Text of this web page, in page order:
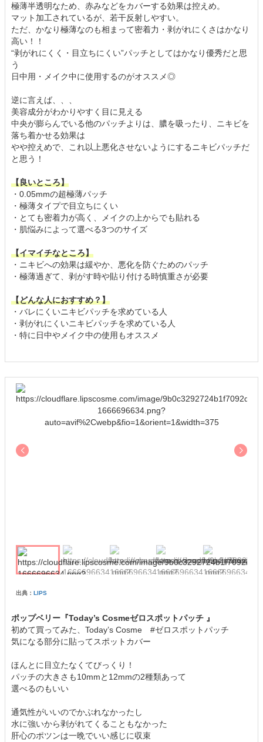
極薄半透明なため、赤みなどをカバーする効果は控えめ。
マット加工されているが、若干反射しやすい。
ただ、かなり極薄なのも相まって密着力・剥がれにくさはかなり
高い！！
“剥がれにくく・目立ちにくい”パッチとしてはかなり優秀だと思
う
日中用・メイク中に使用するのがオススメ◎
逆に言えば、、、
美容成分がわかりやすく目に見える
中央が膨らんでいる他のパッチよりは、膿を吸ったり、ニキビを
落ち着かせる効果は
やや控えめで、これ以上悪化させないようにするニキビパッチだ
と思う！
【良いところ】
・0.05mmの超極薄パッチ
・極薄タイプで目立ちにくい
・とても密着力が高く、メイクの上からでも貼れる
・肌悩みによって選べる3つのサイズ
【イマイチなところ】
・ニキビへの効果は緩やか、悪化を防ぐためのパッチ
・極薄過ぎて、剥がす時や貼り付ける時慎重さが必要
【どんな人におすすめ？】
・バレにくいニキビパッチを求めている人
・剥がれにくいニキビパッチを求めている人
・特に日中やメイク中の使用もオススメ
出典： LIPS
ポップベリー『Today’s Cosmeゼロスポットパッチ 』
初めて買ってみた、Today’s Cosme #ゼロスポットパッチ
気になる部分に貼ってスポットカバー
ほんとに目立たなくてびっくり！
パッチの大きさも10mmと12mmの2種類あって
選べるのもいい
通気性がいいのでかぶれなかったし
水に強いから剥がれてくることもなかった
肝心のポツンは一晩でいい感じに収束